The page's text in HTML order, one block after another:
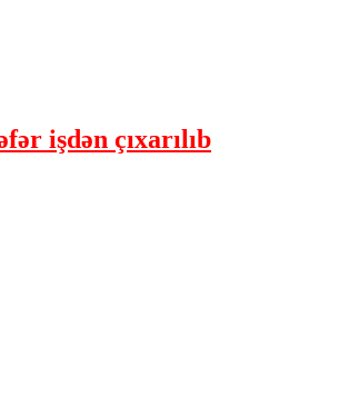
işdən çıxarılıb